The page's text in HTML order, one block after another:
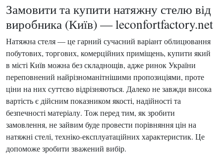
Замовити та купити натяжну стелю від
виробника (Київ) — leconfortfactory.net
Натяжна стеля — це гарний сучасний варіант облицювання
побутових, торгових, комерційних приміщень, купити який
в місті Київ можна без складнощів, адже ринок України
переповнений найрізноманітнішими пропозиціями, проте
ціни на них суттєво відрізняються. Далеко не завжди висока
вартість є дійсним показником якості, надійності та
безпечності матеріалу. Тож перед тим, як зробити
замовлення, не зайвим буде провести порівняння цін на
натяжні стелі, техніко-експлуатаційних характеристик. Це
допоможе зробити зважений вибір.